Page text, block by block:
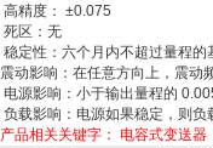
高精度： ±0.075
死区：无
稳定性：六个月内不超过量程的
震动影响：在任意方向上，震动
电源影响：小于输出量程的
负载影响：电源如果稳定，则负
产品相关关键字： 电容式变送器